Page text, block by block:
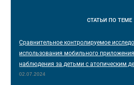
СТАТЬИ ПО ТЕМЕ
Сравнительное контролируемое
использования мобильного
наблюдения за детьми с атопическим
02.07.2024